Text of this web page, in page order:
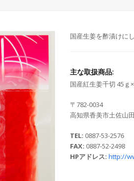
国産生姜を酢漬けにし
主な取扱商品:
国産紅生姜千切 45ｇ
〒782-0034
高知県香美市土佐山
TEL: 0887-53-2576
FAX: 0887-52-2498
HPアドレス: http://